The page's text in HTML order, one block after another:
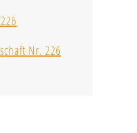
Nr. 226